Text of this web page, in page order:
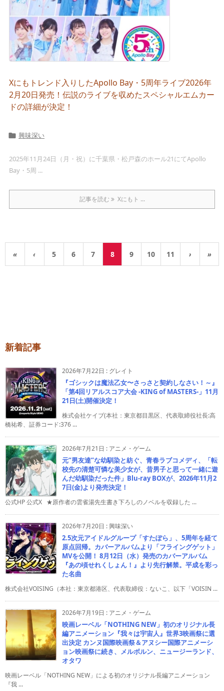
Xにもトレンド入りしたApollo Bay・5周年ライブ2026年
2月20日発売！伝説のライブを収めたスペシャルエムカー
ドの詳細が決定！
 興味深い
2025年11月24日（月・祝）に千葉県・松戸森のホール21にてApollo
Bay・5周 ...
記事を読む Xにもト ...
« ‹ 5 6 7 8 9 10 11 › »
新着記事
2026年7月22日 : グレイト
『ゴシックは魔法乙女〜さっさと契約しなさい！～』
「第4回リアルスコア大会 -KING of MASTERS-」11月
21日(土)開催決定！
株式会社ケイブ(本社：東京都目黒区、代表取締役社長:高
橋祐希、証券コード:376 ...
2026年7月21日 : アニメ・ゲーム
元”男友達”な幼馴染と紡ぐ、青春ラブコメディ、「転
校先の清楚可憐な美少女が、昔男子と思って一緒に遊
んだ幼馴染だった件」Blu-ray BOXが、2026年11月2
7日(金)より発売決定！
公式HP 公式X ★原作者の雲雀湯先生書き下ろしのノベルを収録した ...
2026年7月20日 :興味深い
2.5次元アイドルグループ「すたぽら」、5周年を経て
原点回帰。カバーアルバムより「フライングゲット」
MVを公開！ 8月12日（水）発売のカバーアルバム
『あの頃せれくしょん！』より先行解禁。平成を彩っ
た名曲
株式会社VOISING（本社：東京都港区、代表取締役：ないこ、以下「VOISIN ...
2026年7月19日 : アニメ・ゲーム
映画レーベル「NOTHING NEW」初のオリジナル長
編アニメーション『我々は宇宙人』世界3映画祭に選
出決定 カンヌ国際映画祭＆アヌシー国際アニメーシ
ョン映画祭に続き、メルボルン、ニュージーランド、
オタワ
映画レーベル「NOTHING NEW」による初のオリジナル長編アニメーション
『我 ...